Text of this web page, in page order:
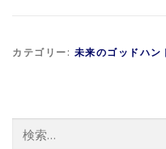
カテゴリー: 未来のゴッドハン
索: